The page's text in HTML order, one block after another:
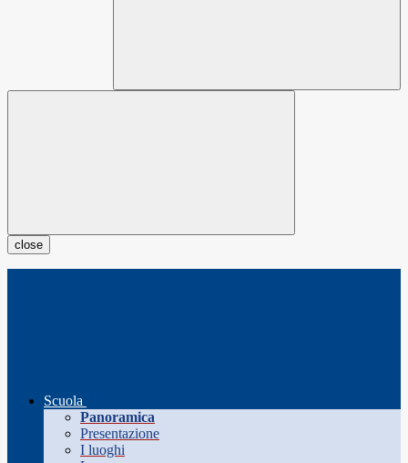
close
Scuola
Panoramica
Presentazione
I luoghi